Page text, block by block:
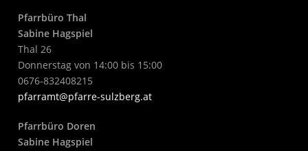
Pfarrbüro Thal
Sabine Hagspiel
Thal 26
Donnerstag von 14:00 bis 15:00
0676-832408215
pfarramt@pfarre-sulzberg.at
Pfarrbüro Doren
Sabine Hagspiel